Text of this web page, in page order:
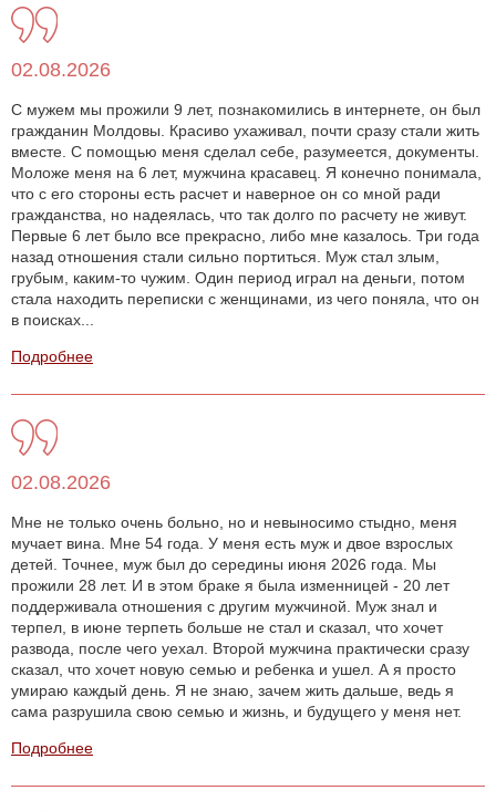
02.08.2026
С мужем мы прожили 9 лет, познакомились в интернете, он был
гражданин Молдовы. Красиво ухаживал, почти сразу стали жить
вместе. С помощью меня сделал себе, разумеется, документы.
Моложе меня на 6 лет, мужчина красавец. Я конечно понимала,
что с его стороны есть расчет и наверное он со мной ради
гражданства, но надеялась, что так долго по расчету не живут.
Первые 6 лет было все прекрасно, либо мне казалось. Три года
назад отношения стали сильно портиться. Муж стал злым,
грубым, каким-то чужим. Один период играл на деньги, потом
стала находить переписки с женщинами, из чего поняла, что он
в поисках...
Подробнее
02.08.2026
Мне не только очень больно, но и невыносимо стыдно, меня
мучает вина. Мне 54 года. У меня есть муж и двое взрослых
детей. Точнее, муж был до середины июня 2026 года. Мы
прожили 28 лет. И в этом браке я была изменницей - 20 лет
поддерживала отношения с другим мужчиной. Муж знал и
терпел, в июне терпеть больше не стал и сказал, что хочет
развода, после чего уехал. Второй мужчина практически сразу
сказал, что хочет новую семью и ребенка и ушел. А я просто
умираю каждый день. Я не знаю, зачем жить дальше, ведь я
сама разрушила свою семью и жизнь, и будущего у меня нет.
Подробнее